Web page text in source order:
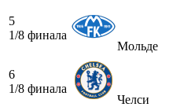
5
1/8 финала
Мольде
6
1/8 финала
Челси